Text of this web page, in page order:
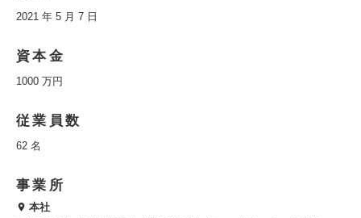
2021 年 5 月 7 日
資本金
1000 万円
従業員数
62 名
事業所
本社